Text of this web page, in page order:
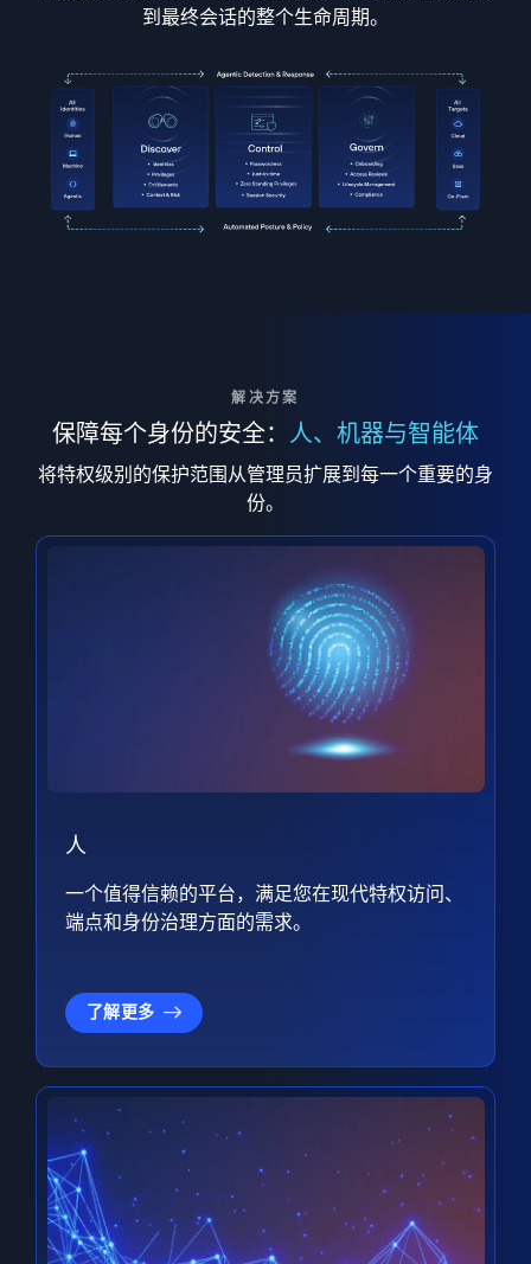
到最终会话的整个生命周期。
解决方案
保障每个身份的安全： 人、机器与智能体
将特权级别的保护范围从管理员扩展到每一个重要的身
份。
人
一个值得信赖的平台，满足您在现代特权访问、
端点和身份治理方面的需求。
了解更多